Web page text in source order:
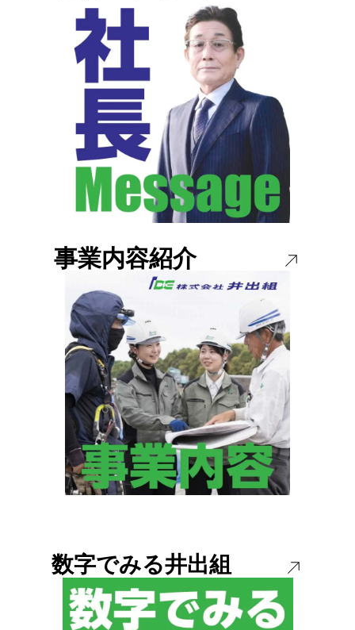
事業内容紹介
数字でみる井出組